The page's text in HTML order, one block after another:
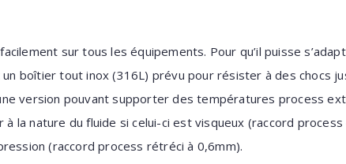
sur tous les équipements. Pour qu’il puisse
boîtier tout inox (316L) prévu pour résister à des chocs
version pouvant supporter des températures process
à la nature du fluide si celui-ci est visqueux (raccord process
(raccord process rétréci à 0,6mm).